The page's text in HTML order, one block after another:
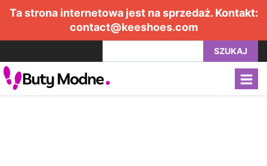
Ta strona internetowa jest na sprzedaż. Kontakt:
contact@keeshoes.com
SZUKAJ